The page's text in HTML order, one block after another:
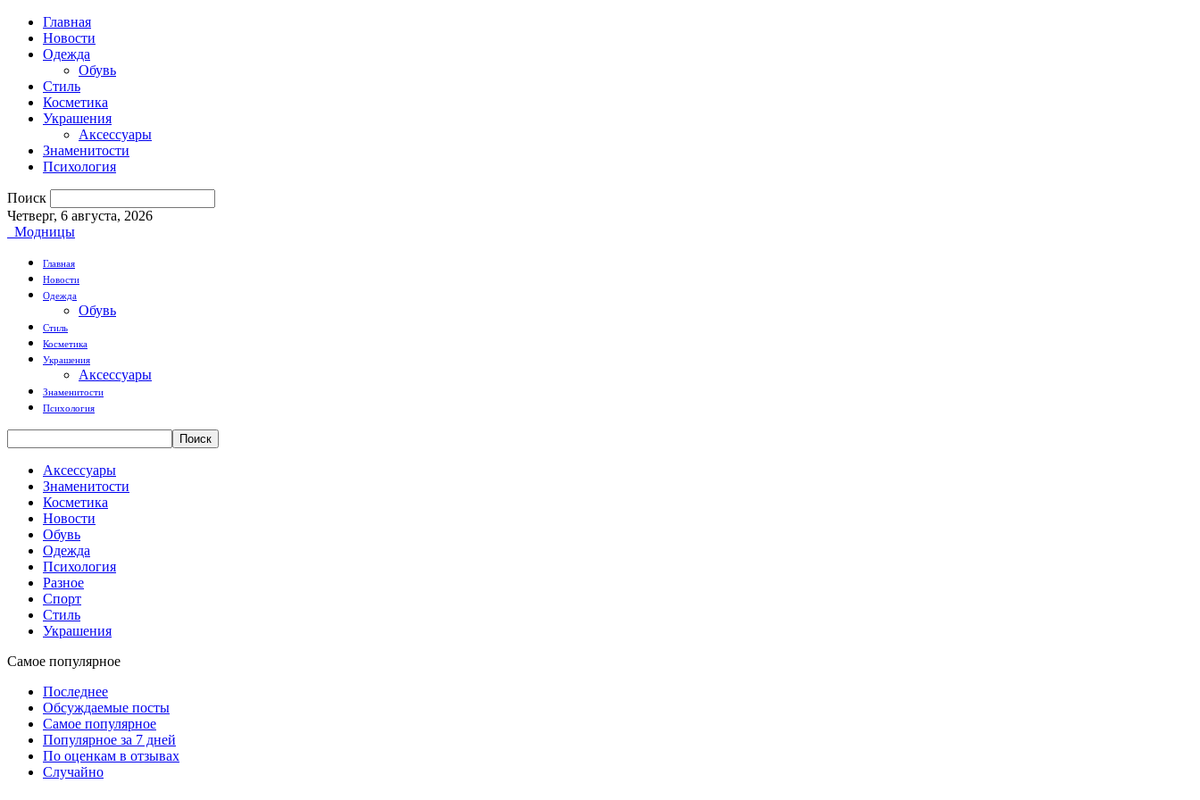
Главная
Новости
Одежда
Обувь
Стиль
Косметика
Украшения
Аксессуары
Знаменитости
Психология
Поиск
Четверг, 6 августа, 2026
Модницы
Главная
Новости
Одежда
Обувь
Стиль
Косметика
Украшения
Аксессуары
Знаменитости
Психология
Аксессуары
Знаменитости
Косметика
Новости
Обувь
Одежда
Психология
Разное
Спорт
Стиль
Украшения
Самое популярное
Последнее
Обсуждаемые посты
Самое популярное
Популярное за 7 дней
По оценкам в отзывах
Случайно